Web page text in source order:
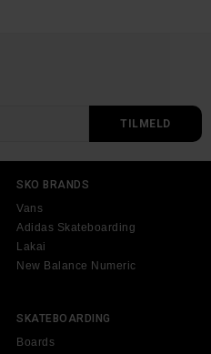
SKO BRANDS
Vans
Adidas Skateboarding
Lakai
New Balance Numeric
SKATEBOARDING
Boards